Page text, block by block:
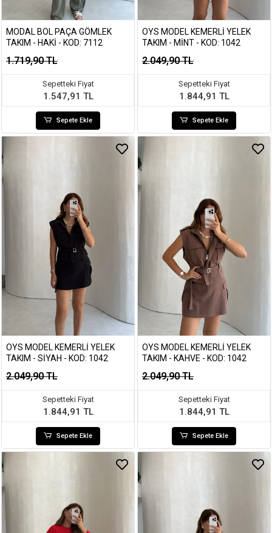
MODAL BOL PAÇA GÖMLEK
TAKIM - HAKI - KOD: 7112
1.719,90 TL
Sepetteki Fiyat
1.547,91 TL
Sepete Ekle
OYS MODEL KEMERLI YELEK
TAKIM - MINT - KOD: 1042
2.049,90 TL
Sepetteki Fiyat
1.844,91 TL
Sepete Ekle
OYS MODEL KEMERLI YELEK
TAKIM - SIYAH - KOD: 1042
2.049,90 TL
Sepetteki Fiyat
1.844,91 TL
Sepete Ekle
OYS MODEL KEMERLI YELEK
TAKIM - KAHVE - KOD: 1042
2.049,90 TL
Sepetteki Fiyat
1.844,91 TL
Sepete Ekle